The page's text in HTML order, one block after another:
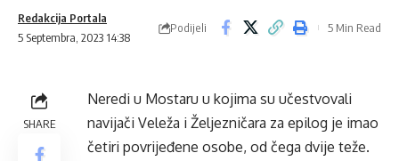
5 Septembra, 2023 14:38
Redakcija Portala
Podijeli 5 Min Read
SHARE
Neredi u Mostaru u kojima su učestvovali
navijači Veleža i Željezničara za epilog je imao
četiri povrijeđene osobe, od čega dvije teže.